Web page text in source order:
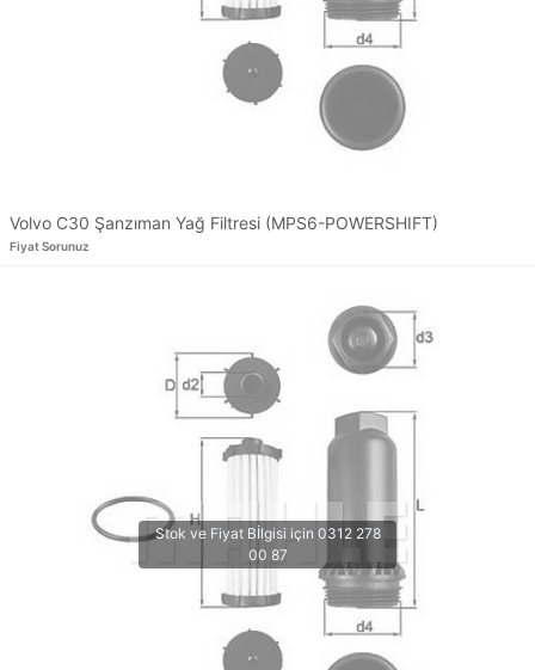
Volvo C30 Şanzıman Yağ Filtresi (MPS6-POWERSHIFT)
Fiyat Sorunuz